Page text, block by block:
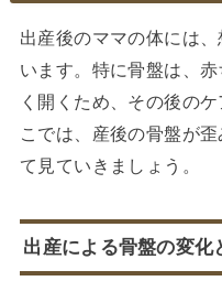
出産後のママの体には
います。特に骨盤は、
く開くため、その後の
こでは、産後の骨盤が
て見ていきましょう。
出産による骨盤の変化